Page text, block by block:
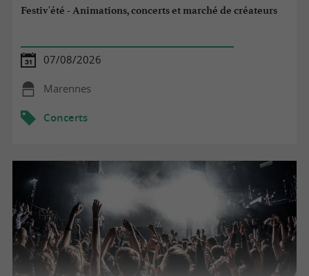
Festiv'été - Animations, concerts et marché de créateurs
07/08/2026
Marennes
Concerts